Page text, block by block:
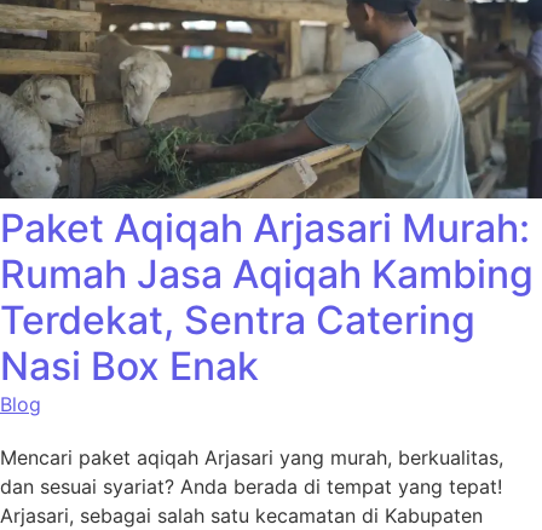
Paket Aqiqah Arjasari Murah:
Rumah Jasa Aqiqah Kambing
Terdekat, Sentra Catering
Nasi Box Enak
Blog
Mencari paket aqiqah Arjasari yang murah, berkualitas,
dan sesuai syariat? Anda berada di tempat yang tepat!
Arjasari, sebagai salah satu kecamatan di Kabupaten